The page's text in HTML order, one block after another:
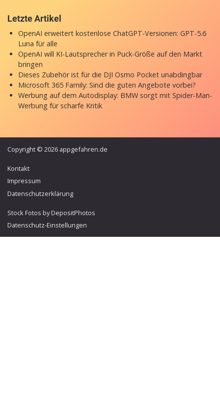
Letzte Artikel
OpenAI erweitert kostenlose ChatGPT-Versionen: GPT-5.6
Luna für alle
OpenAI will KI-Lautsprecher in Puck-Größe auf den Markt
bringen
Dieses Zubehör ist für die DJI Osmo Pocket unabdingbar
Microsoft 365 Family: Sind die guten Angebote vorbei?
Werbung auf dem Autodisplay: BMW sorgt mit Spider-Man-
Werbung für scharfe Kritik
Copyright © 2026 appgefahren.de
Kontakt
Impressum
Datenschutzerklärung
Stock Fotos by DepositPhotos
Datenschutz-Einstellungen